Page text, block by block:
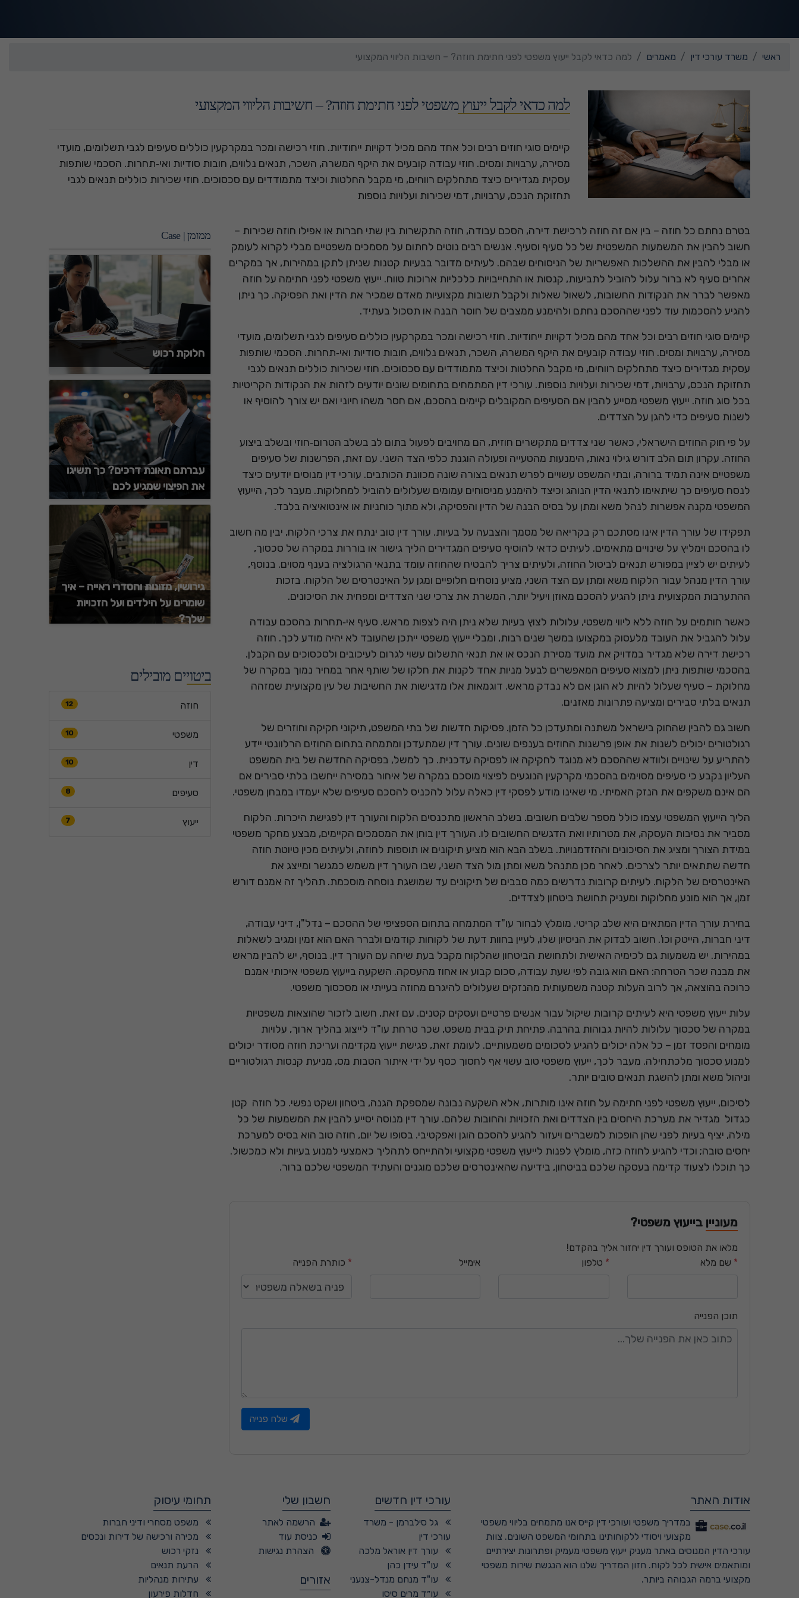
ראשי משרד עורכי דין מאמרים למה כדאי לקבל ייעוץ משפטי לפני חתימת חוזה? – חשיבות הליווי המקצועי
למה כדאי לקבל ייעוץ משפטי לפני חתימת חוזה? – חשיבות הליווי המקצועי
קיימים סוגי חוזים רבים וכל אחד מהם מכיל דקויות ייחודיות. חוזי רכישה ומכר במקרקעין כוללים סעיפים לגבי תשלומים, מועדי
מסירה, ערבויות ומסים. חוזי עבודה קובעים את היקף המשרה, השכר, תנאים נלווים, חובות סודיות ואי‑תחרות. הסכמי שותפות
עסקית מגדירים כיצד מתחלקים רווחים, מי מקבל החלטות וכיצד מתמודדים עם סכסוכים. חוזי שכירות כוללים תנאים לגבי
תחזוקת הנכס, ערבויות, דמי שכירות ועלויות נוספות
בטרם נחתם כל חוזה – בין אם זה חוזה לרכישת דירה, הסכם עבודה, חוזה התקשרות בין שתי חברות או אפילו חוזה שכירות –
חשוב להבין את המשמעות המשפטית של כל סעיף וסעיף. אנשים רבים נוטים לחתום על מסמכים משפטיים מבלי לקרוא לעומק
או מבלי להבין את ההשלכות האפשריות של הניסוחים שבהם. לעיתים מדובר בבעיות קטנות שניתן לתקן במהירות, אך במקרים
אחרים סעיף לא ברור עלול להוביל לתביעות, קנסות או התחייבויות כלכליות ארוכות טווח. ייעוץ משפטי לפני חתימה על חוזה
מאפשר לברר את הנקודות החשובות, לשאול שאלות ולקבל תשובות מקצועיות מאדם שמכיר את הדין ואת הפסיקה. כך ניתן
להגיע להסכמות עוד לפני שההסכם נחתם ולהימנע ממצבים של חוסר הבנה או תסכול בעתיד.
קיימים סוגי חוזים רבים וכל אחד מהם מכיל דקויות ייחודיות. חוזי רכישה ומכר במקרקעין כוללים סעיפים לגבי תשלומים, מועדי
מסירה, ערבויות ומסים. חוזי עבודה קובעים את היקף המשרה, השכר, תנאים נלווים, חובות סודיות ואי‑תחרות. הסכמי שותפות
עסקית מגדירים כיצד מתחלקים רווחים, מי מקבל החלטות וכיצד מתמודדים עם סכסוכים. חוזי שכירות כוללים תנאים לגבי
תחזוקת הנכס, ערבויות, דמי שכירות ועלויות נוספות. עורכי דין המתמחים בתחומים שונים יודעים לזהות את הנקודות הקריטיות
בכל סוג חוזה. ייעוץ משפטי מסייע להבין אם הסעיפים המקובלים קיימים בהסכם, אם חסר משהו חיוני ואם יש צורך להוסיף או
לשנות סעיפים כדי להגן על הצדדים.
על פי חוק החוזים הישראלי, כאשר שני צדדים מתקשרים חוזית, הם מחויבים לפעול בתום לב בשלב הטרום‑חוזי ובשלב ביצוע
החוזה. עקרון תום הלב דורש גילוי נאות, הימנעות מהטעייה ופעולה הוגנת כלפי הצד השני. עם זאת, הפרשנות של סעיפים
משפטיים אינה תמיד ברורה, ובתי המשפט עשויים לפרש תנאים בצורה שונה מכוונת הכותבים. עורכי דין מנוסים יודעים כיצד
לנסח סעיפים כך שיתאימו לתנאי הדין הנוהג וכיצד להימנע מניסוחים עמומים שעלולים להוביל למחלוקות. מעבר לכך, הייעוץ
המשפטי מקנה אפשרות לנהל משא ומתן על בסיס הבנה של הדין והפסיקה, ולא מתוך כוחניות או אינטואיציה בלבד.
תפקידו של עורך הדין אינו מסתכם רק בקריאה של מסמך והצבעה על בעיות. עורך דין טוב ינתח את צרכי הלקוח, יבין מה חשוב
לו בהסכם וימליץ על שינויים מתאימים. לעיתים כדאי להוסיף סעיפים המגדירים הליך גישור או בוררות במקרה של סכסוך,
לעיתים יש לציין במפורש תנאים לביטול החוזה, ולעיתים צריך להבטיח שהחוזה עומד בתנאי הרגולציה בענף מסוים. בנוסף,
עורך הדין מנהל עבור הלקוח משא ומתן עם הצד השני, מציע נוסחים חלופיים ומגן על האינטרסים של הלקוח. בזכות
ההתערבות המקצועית ניתן להגיע להסכם מאוזן ויעיל יותר, המשרת את צרכי שני הצדדים ומפחית את הסיכונים.
כאשר חותמים על חוזה ללא ליווי משפטי, עלולות לצוץ בעיות שלא ניתן היה לצפות מראש. סעיף אי‑תחרות בהסכם עבודה
עלול להגביל את העובד מלעסוק במקצועו במשך שנים רבות, ומבלי ייעוץ משפטי ייתכן שהעובד לא יהיה מודע לכך. חוזה
רכישת דירה שלא מגדיר במדויק את מועד מסירת הנכס או את תנאי התשלום עשוי לגרום לעיכובים ולסכסוכים עם הקבלן.
בהסכמי שותפות ניתן למצוא סעיפים המאפשרים לבעל מניות אחד לקנות את חלקו של שותף אחר במחיר נמוך במקרה של
מחלוקת – סעיף שעלול להיות לא הוגן אם לא נבדק מראש. דוגמאות אלו מדגישות את החשיבות של עין מקצועית שמזהה
תנאים בלתי סבירים ומציעה פתרונות מאזנים.
חשוב גם להבין שהחוק בישראל משתנה ומתעדכן כל הזמן. פסיקות חדשות של בתי המשפט, תיקוני חקיקה וחוזרים של
רגולטורים יכולים לשנות את אופן פרשנות החוזים בענפים שונים. עורך דין שמתעדכן ומתמחה בתחום החוזים הרלוונטי יידע
להתריע על שינויים ולוודא שההסכם לא מנוגד לחקיקה או לפסיקה עדכנית. כך למשל, בפסיקה החדשה של בית המשפט
העליון נקבע כי סעיפים מסוימים בהסכמי מקרקעין הנוגעים לפיצוי מוסכם במקרה של איחור במסירה ייחשבו בלתי סבירים אם
הם אינם משקפים את הנזק האמיתי. מי שאינו מודע לפסקי דין כאלה עלול להכניס להסכם סעיפים שלא יעמדו במבחן משפטי.
הליך הייעוץ המשפטי עצמו כולל מספר שלבים חשובים. בשלב הראשון מתכנסים הלקוח והעורך דין לפגישת היכרות. הלקוח
מסביר את נסיבות העסקה, את מטרותיו ואת הדגשים החשובים לו. העורך דין בוחן את המסמכים הקיימים, מבצע מחקר משפטי
במידת הצורך ומציג את הסיכונים וההזדמנויות. בשלב הבא הוא מציע תיקונים או תוספות לחוזה, ולעיתים מכין טיוטת חוזה
חדשה שתתאים יותר לצרכים. לאחר מכן מתנהל משא ומתן מול הצד השני, שבו העורך דין משמש כמגשר ומייצג את
האינטרסים של הלקוח. לעיתים קרובות נדרשים כמה סבבים של תיקונים עד שמושגת נוסחה מוסכמת. תהליך זה אמנם דורש
זמן, אך הוא מונע מחלוקות ומעניק תחושת ביטחון לצדדים.
בחירת עורך הדין המתאים היא שלב קריטי. מומלץ לבחור עו"ד המתמחה בתחום הספציפי של ההסכם – נדל"ן, דיני עבודה,
דיני חברות, הייטק וכו'. חשוב לבדוק את הניסיון שלו, לעיין בחוות דעת של לקוחות קודמים ולברר האם הוא זמין ומגיב לשאלות
במהירות. יש משמעות גם לכימיה האישית ולתחושת הביטחון שהלקוח מקבל בעת שיחה עם העורך דין. בנוסף, יש להבין מראש
את מבנה שכר הטרחה: האם הוא גובה לפי שעת עבודה, סכום קבוע או אחוז מהעסקה. השקעה בייעוץ משפטי איכותי אמנם
כרוכה בהוצאה, אך לרוב העלות קטנה משמעותית מהנזקים שעלולים להיגרם מחוזה בעייתי או מסכסוך משפטי.
עלות ייעוץ משפטי היא לעיתים קרובות שיקול עבור אנשים פרטיים ועסקים קטנים. עם זאת, חשוב לזכור שהוצאות משפטיות
במקרה של סכסוך עלולות להיות גבוהות בהרבה. פתיחת תיק בבית משפט, שכר טרחת עו"ד לייצוג בהליך ארוך, עלויות
מומחים והפסד זמן – כל אלה יכולים להגיע לסכומים משמעותיים. לעומת זאת, פגישת ייעוץ מקדימה ועריכת חוזה מסודר יכולים
למנוע סכסוך מלכתחילה. מעבר לכך, ייעוץ משפטי טוב עשוי אף לחסוך כסף על ידי איתור הטבות מס, מניעת קנסות רגולטוריים
וניהול משא ומתן להשגת תנאים טובים יותר.
לסיכום, ייעוץ משפטי לפני חתימה על חוזה אינו מותרות, אלא השקעה נבונה שמספקת הגנה, ביטחון ושקט נפשי. כל חוזה קטן
כגדול מגדיר את מערכת היחסים בין הצדדים ואת הזכויות והחובות שלהם. עורך דין מנוסה יסייע להבין את המשמעות של כל
מילה, יציף בעיות לפני שהן הופכות למשברים ויעזור להגיע להסכם הוגן ואפקטיבי. בסופו של יום, חוזה טוב הוא בסיס למערכת
יחסים טובה; וכדי להגיע לחוזה כזה, מומלץ לפנות לייעוץ משפטי מקצועי ולהתייחס לתהליך כאמצעי למנוע בעיות ולא כמכשול.
כך תוכלו לצעוד קדימה בעסקה שלכם בביטחון, בידיעה שהאינטרסים שלכם מוגנים והעתיד המשפטי שלכם ברור.
מעוניין בייעוץ משפטי?
מלאו את הטופס ועורך דין יחזור אליך בהקדם!
* שם מלא * טלפון אימייל * כותרת הפנייה
תוכן הפנייה
שלח פנייה
ממומן | Case
חלוקת רכוש
עברתם תאונת דרכים? כך תשיגו
את הפיצוי שמגיע לכם
גירושין, מזונות והסדרי ראייה – איך
שומרים על הילדים ועל הזכויות
שלך?
ביטויים מובילים
חוזה 12
משפטי 10
דין 10
סעיפים 8
ייעוץ 7
אודות האתר
במדריך משפטי ועורכי דין קייס אנו מתמחים בליווי משפטי
מקצועי ויסודי ללקוחותינו בתחומי המשפט השונים. צוות
עורכי הדין המנוסים באתר מעניק ייעוץ משפטי מעמיק ופתרונות יצירתיים
ומותאמים אישית לכל לקוח. חזון המדריך שלנו הוא הנגשת שירות משפטי
מקצועי ברמה הגבוהה ביותר.
עורכי דין חדשים
גל סילברמן - משרד
עורכי דין
עורך דין אוראל מלכה
עו"ד עידן כהן
עו"ד מנחם מנדל-צנעני
עו״ד מרים סיסו
חשבון שלי
הרשמה לאתר
כניסת עוד
הצהרת נגישות
אזורים
תחומי עיסוק
משפט מסחרי ודיני חברות
מכירה ורכישה של דירות ונכסים
נזקי רכוש
הרעת תנאים
עתירות מנהליות
חדלות פירעון